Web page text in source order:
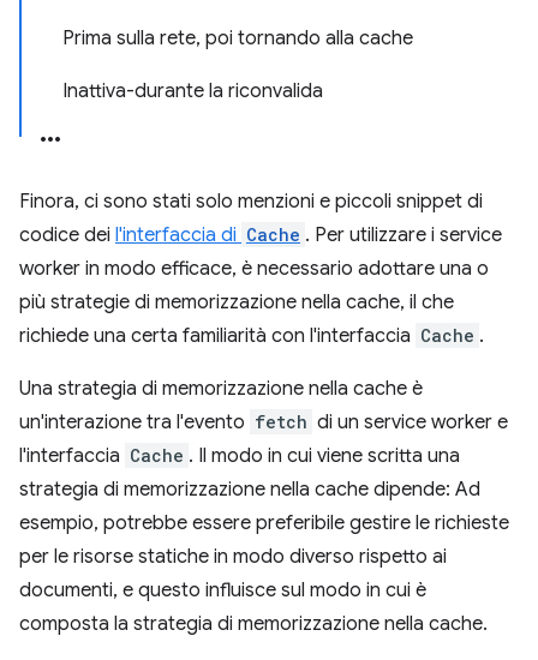
Prima sulla rete, poi tornando alla cache
Inattiva-durante la riconvalida
Finora, ci sono stati solo menzioni e piccoli snippet di
codice dei l'interfaccia di Cache . Per utilizzare i service
worker in modo efficace, è necessario adottare una o
più strategie di memorizzazione nella cache, il che
richiede una certa familiarità con l'interfaccia Cache .
Una strategia di memorizzazione nella cache è
un'interazione tra l'evento fetch di un service worker e
l'interfaccia Cache . Il modo in cui viene scritta una
strategia di memorizzazione nella cache dipende: Ad
esempio, potrebbe essere preferibile gestire le richieste
per le risorse statiche in modo diverso rispetto ai
documenti, e questo influisce sul modo in cui è
composta la strategia di memorizzazione nella cache.